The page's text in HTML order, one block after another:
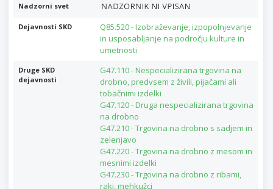
Nadzorni svet
Dejavnosti SKD
Q85.520 - Izobraževanje, izpopolnjevanje
in usposabljanje na področju kulture in
umetnosti
Druge SKD
dejavnosti
G47.110 - Nespecializirana trgovina na
drobno, predvsem z živili, pijačami ali
tobačnimi izdelki
G47.120 - Druga nespecializirana trgovina
na drobno
G47.210 - Trgovina na drobno s sadjem in
zelenjavo
G47.220 - Trgovina na drobno z mesom in
mesnimi izdelki
G47.230 - Trgovina na drobno z ribami,
raki, mehkužci